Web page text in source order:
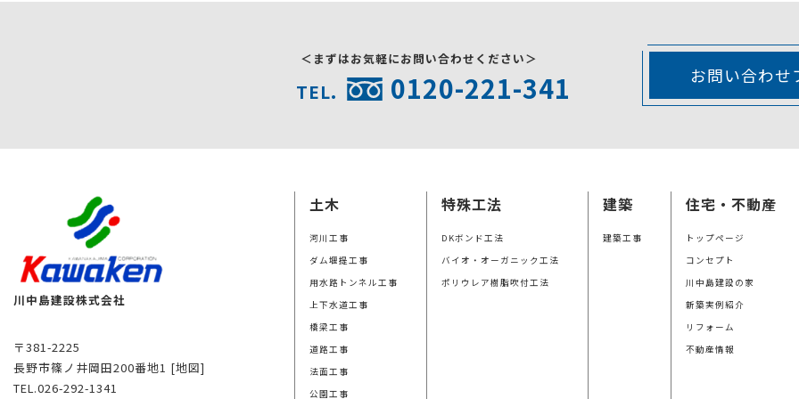
＜まずはお気軽にお問い合わせください＞
TEL. 0120-221-341 お問い合わせ
川中島建設株式会社
〒381-2225
長野市篠ノ井岡田200番地1 [地図]
TEL.026-292-1341
土木
河川工事
ダム堰提工事
用水路トンネル工事
上下水道工事
橋梁工事
道路工事
法面工事
公園工事
特殊工法
DKボンド工法
バイオ・オーガニック工法
ポリウレア樹脂吹付工法
建築
建築工事
住宅・不動産
トップページ
コンセプト
川中島建設の家
新築実例紹介
リフォーム
不動産情報